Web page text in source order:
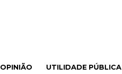
OPINIÃO UTILIDADE PÚBLICA